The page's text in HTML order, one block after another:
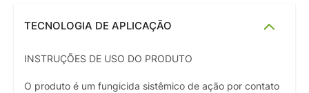
TECNOLOGIA DE APLICAÇÃO
INSTRUÇÕES DE USO DO PRODUTO
O produto é um fungicida sistêmico de ação por contato